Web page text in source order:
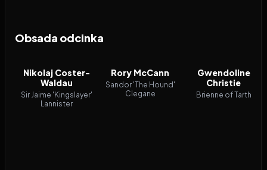
Obsada odcinka
Nikolaj Coster-
Waldau
Sir Jaime 'Kingslayer'
Lannister
Rory McCann
Sandor 'The Hound'
Clegane
Gwendoline
Christie
Brienne of Tarth